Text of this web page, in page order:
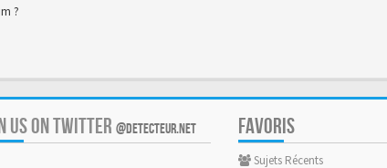
?
US ON TWITTER @DETECTEUR.NET FAVORIS
Sujets Récents